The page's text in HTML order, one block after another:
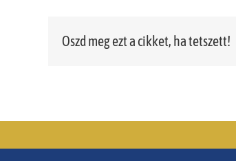
Oszd meg ezt a cikket, ha tetszett!